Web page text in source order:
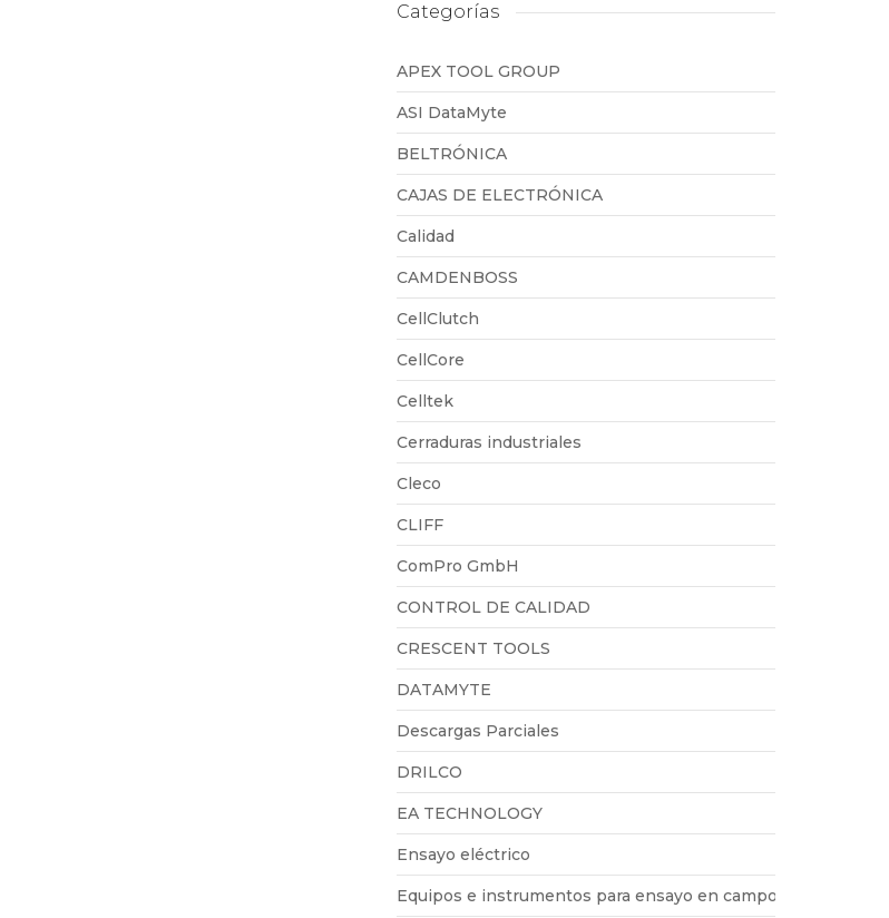
Categorías
APEX TOOL GROUP
ASI DataMyte
BELTRÓNICA
CAJAS DE ELECTRÓNICA
Calidad
CAMDENBOSS
CellClutch
CellCore
Celltek
Cerraduras industriales
Cleco
CLIFF
ComPro GmbH
CONTROL DE CALIDAD
CRESCENT TOOLS
DATAMYTE
Descargas Parciales
DRILCO
EA TECHNOLOGY
Ensayo eléctrico
Equipos e instrumentos para ensayo en campo